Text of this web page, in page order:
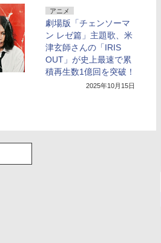
アニメ
劇場版「チェンソーマ
ン レゼ篇」主題歌、米
津玄師さんの「IRIS
OUT」が史上最速で累
積再生数1億回を突破！
2025年10月15日